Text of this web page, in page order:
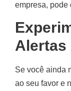
empresa, pode
Alertas
Se você ainda
ao seu favor e